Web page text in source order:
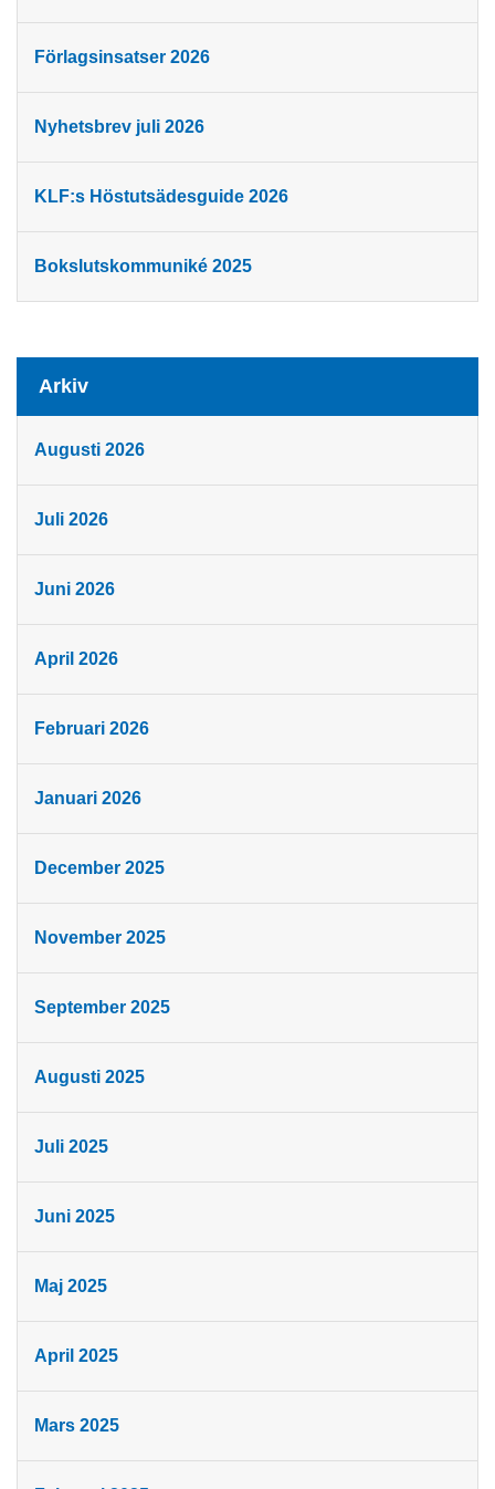
Förlagsinsatser 2026
Nyhetsbrev juli 2026
KLF:s Höstutsädesguide 2026
Bokslutskommuniké 2025
Arkiv
Augusti 2026
Juli 2026
Juni 2026
April 2026
Februari 2026
Januari 2026
December 2025
November 2025
September 2025
Augusti 2025
Juli 2025
Juni 2025
Maj 2025
April 2025
Mars 2025